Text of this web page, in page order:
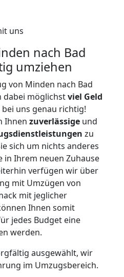
nach Bad
umziehen
von Minden nach Bad
dabei möglichstviel Geld
bei uns genau richtig!
Ihnen zuverlässige und
zu
sich um nichts anderes
in Ihrem neuen Zuhause
verfügen wir über
mit Umzügen von
mit jeglicher
Ihnen somit
jedes Budget eine
werden.
ausgewählt, wir
im Umzugsbereich.